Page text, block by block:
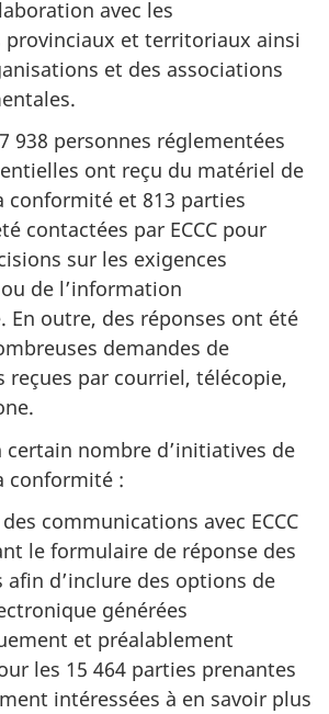
avec les
provinciaux et territoriaux ainsi
et des associations
938 personnes réglementées
ont reçu du matériel de
conformité et 813 parties
contactées par ECCC pour
sur les exigences
de l’information
En outre, des réponses ont été
demandes de
reçues par courriel, télécopie,
certain nombre d’initiatives de
conformité :
communications avec ECCC
le formulaire de réponse des
afin d’inclure des options de
générées
et préalablement
les 15 464 parties prenantes
intéressées à en savoir plus